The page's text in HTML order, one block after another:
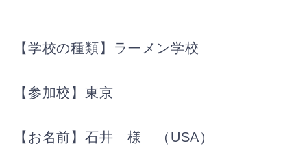
【学校の種類】ラーメン学校
【参加校】東京
【お名前】石井 様 （USA）